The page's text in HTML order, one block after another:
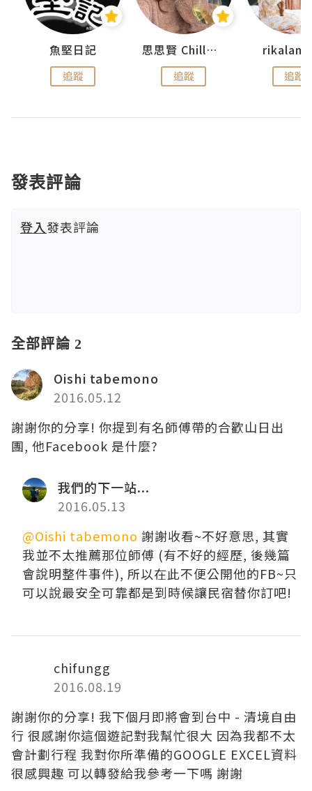
魚堅日記
追蹤
思思賢 ChillMyBabe
追蹤 追蹤
發表評論
登入發表評論
全部評論 2
Oishi tabemono
2016.05.12
謝謝你的分享! 你提到有名師傅帶的合歡山日出
團, 他Facebook 是什麼?
我們的下一站...
2016.05.13
@Oishi tabemono 謝謝收看~不好意思, 其實
我並不太推薦那位師傅 (有不好的經歷, 後幾篇
會說明整件事件), 所以在此不便公開他的FB~只
可以說最安全可靠都是到時候讓民宿替你訂吧!
chifungg
2016.08.19
謝謝你的分享! 我下個月即將會到台中 - 清境自由
行 很感謝你這個遊記對我幫忙很大 因為我都不太
會計劃行程 我對你所準備的GOOGLE EXCEL資料
很感興趣 可以轉發給我參考一下嗎 謝謝